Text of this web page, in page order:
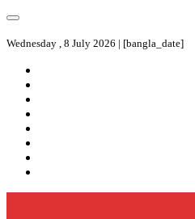
Wednesday , 8 July 2026 | [bangla_date]